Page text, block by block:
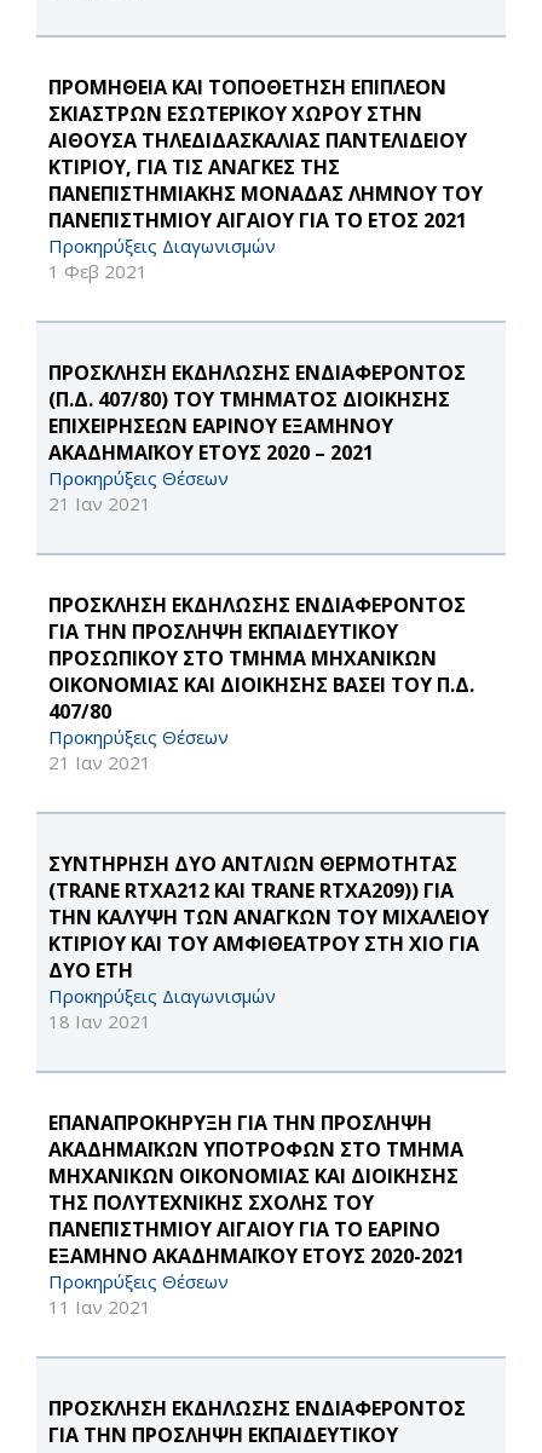
ΠΡΟΜΗΘΕΙΑ ΚΑΙ ΤΟΠΟΘΕΤΗΣΗ ΕΠΙΠΛΕΟΝ
ΣΚΙΑΣΤΡΩΝ ΕΣΩΤΕΡΙΚΟΥ ΧΩΡΟΥ ΣΤΗΝ
ΑΙΘΟΥΣΑ ΤΗΛΕΔΙΔΑΣΚΑΛΙΑΣ ΠΑΝΤΕΛΙΔΕΙΟΥ
ΚΤΙΡΙΟΥ, ΓΙΑ ΤΙΣ ΑΝΑΓΚΕΣ ΤΗΣ
ΠΑΝΕΠΙΣΤΗΜΙΑΚΗΣ ΜΟΝΑΔΑΣ ΛΗΜΝΟΥ ΤΟΥ
ΠΑΝΕΠΙΣΤΗΜΙΟΥ ΑΙΓΑΙΟΥ ΓΙΑ ΤΟ ΕΤΟΣ 2021
Προκηρύξεις Διαγωνισμών
1 Φεβ 2021
ΠΡΟΣΚΛΗΣΗ ΕΚΔΗΛΩΣΗΣ ΕΝΔΙΑΦΕΡΟΝΤΟΣ
(Π.Δ. 407/80) ΤΟΥ ΤΜΗΜΑΤΟΣ ΔΙΟΙΚΗΣΗΣ
ΕΠΙΧΕΙΡΗΣΕΩΝ ΕΑΡΙΝΟΥ ΕΞΑΜΗΝΟΥ
ΑΚΑΔΗΜΑΪΚΟΥ ΕΤΟΥΣ 2020 – 2021
Προκηρύξεις Θέσεων
21 Ιαν 2021
ΠΡΟΣΚΛΗΣΗ ΕΚΔΗΛΩΣΗΣ ΕΝΔΙΑΦΕΡΟΝΤΟΣ
ΓΙΑ ΤΗΝ ΠΡΟΣΛΗΨΗ ΕΚΠΑΙΔΕΥΤΙΚΟΥ
ΠΡΟΣΩΠΙΚΟΥ ΣΤΟ ΤΜΗΜΑ ΜΗΧΑΝΙΚΩΝ
ΟΙΚΟΝΟΜΙΑΣ ΚΑΙ ΔΙΟΙΚΗΣΗΣ ΒΑΣΕΙ ΤΟΥ Π.Δ.
407/80
Προκηρύξεις Θέσεων
21 Ιαν 2021
ΣΥΝΤΗΡΗΣΗ ΔΥΟ ΑΝΤΛΙΩΝ ΘΕΡΜΟΤΗΤΑΣ
(TRANE RTXA212 ΚΑΙ TRANE RTXA209)) ΓΙΑ
ΤΗΝ ΚΑΛΥΨΗ ΤΩΝ ΑΝΑΓΚΩΝ ΤΟΥ ΜΙΧΑΛΕΙΟΥ
ΚΤΙΡΙΟΥ ΚΑΙ ΤΟΥ ΑΜΦΙΘΕΑΤΡΟΥ ΣΤΗ ΧΙΟ ΓΙΑ
ΔΥΟ ΕΤΗ
Προκηρύξεις Διαγωνισμών
18 Ιαν 2021
ΕΠΑΝΑΠΡΟΚΗΡΥΞΗ ΓΙΑ ΤΗΝ ΠΡΟΣΛΗΨΗ
ΑΚΑΔΗΜΑΪΚΩΝ ΥΠΟΤΡΟΦΩΝ ΣΤΟ ΤΜΗΜΑ
ΜΗΧΑΝΙΚΩΝ ΟΙΚΟΝΟΜΙΑΣ ΚΑΙ ΔΙΟΙΚΗΣΗΣ
ΤΗΣ ΠΟΛΥΤΕΧΝΙΚΗΣ ΣΧΟΛΗΣ ΤΟΥ
ΠΑΝΕΠΙΣΤΗΜΙΟΥ ΑΙΓΑΙΟΥ ΓΙΑ ΤΟ ΕΑΡΙΝΟ
ΕΞΑΜΗΝΟ ΑΚΑΔΗΜΑΪΚΟΥ ΕΤΟΥΣ 2020-2021
Προκηρύξεις Θέσεων
11 Ιαν 2021
ΠΡΟΣΚΛΗΣΗ ΕΚΔΗΛΩΣΗΣ ΕΝΔΙΑΦΕΡΟΝΤΟΣ
ΓΙΑ ΤΗΝ ΠΡΟΣΛΗΨΗ ΕΚΠΑΙΔΕΥΤΙΚΟΥ